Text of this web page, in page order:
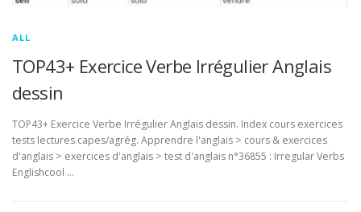
ALL
TOP43+ Exercice Verbe Irrégulier Anglais
dessin
TOP43+ Exercice Verbe Irrégulier Anglais dessin. Index cours exercices
tests lectures capes/agrég. Apprendre l'anglais > cours & exercices
d'anglais > exercices d'anglais > test d'anglais n°36855 : Irregular Verbs
Englishcool …